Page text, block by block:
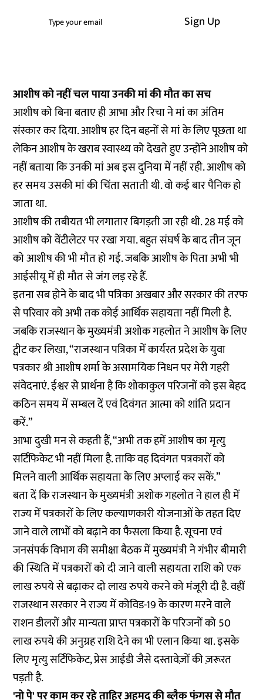
Sign Up
आशीष को नहीं चल पाया उनकी मां की मौत का सच
आशीष को बिना बताए ही आभा और रिचा ने मां का अंतिम
संस्कार कर दिया. आशीष हर दिन बहनों से मां के लिए पूछता था
लेकिन आशीष के खराब स्वास्थ्य को देखते हुए उन्होंने आशीष को
नहीं बताया कि उनकी मां अब इस दुनिया में नहीं रही. आशीष को
हर समय उसकी मां की चिंता सताती थी. वो कई बार पैनिक हो
जाता था.
आशीष की तबीयत भी लगातार बिगड़ती जा रही थी. 28 मई को
आशीष को वेंटीलेटर पर रखा गया. बहुत संघर्ष के बाद तीन जून
को आशीष की भी मौत हो गई. जबकि आशीष के पिता अभी भी
आईसीयू में ही मौत से जंग लड़ रहे हैं.
इतना सब होने के बाद भी पत्रिका अखबार और सरकार की तरफ
से परिवार को अभी तक कोई आर्थिक सहायता नहीं मिली है.
जबकि राजस्थान के मुख्यमंत्री अशोक गहलोत ने आशीष के लिए
ट्वीट कर लिखा, “राजस्थान पत्रिका में कार्यरत प्रदेश के युवा
पत्रकार श्री आशीष शर्मा के असामयिक निधन पर मेरी गहरी
संवेदनाएं. ईश्वर से प्रार्थना है कि शोकाकुल परिजनों को इस बेहद
कठिन समय में सम्बल दें एवं दिवंगत आत्मा को शांति प्रदान
करें.”
आभा दुखी मन से कहती हैं, “अभी तक हमें आशीष का मृत्यु
सर्टिफिकेट भी नहीं मिला है. ताकि वह दिवंगत पत्रकारों को
मिलने वाली आर्थिक सहायता के लिए अप्लाई कर सकें.”
बता दें कि राजस्थान के मुख्यमंत्री अशोक गहलोत ने हाल ही में
राज्य में पत्रकारों के लिए कल्याणकारी योजनाओं के तहत दिए
जाने वाले लाभों को बढ़ाने का फैसला किया है. सूचना एवं
जनसंपर्क विभाग की समीक्षा बैठक में मुख्यमंत्री ने गंभीर बीमारी
की स्थिति में पत्रकारों को दी जाने वाली सहायता राशि को एक
लाख रुपये से बढ़ाकर दो लाख रुपये करने को मंजूरी दी है. वहीं
राजस्थान सरकार ने राज्य में कोविड-19 के कारण मरने वाले
राशन डीलरों और मान्यता प्राप्त पत्रकारों के परिजनों को 50
लाख रुपये की अनुग्रह राशि देने का भी एलान किया था. इसके
लिए मृत्यु सर्टिफिकेट, प्रेस आईडी जैसे दस्तावेज़ों की ज़रूरत
पड़ती है.
'नो पे' पर काम कर रहे ताहिर अहमद की ब्लैक फंगस से मौत